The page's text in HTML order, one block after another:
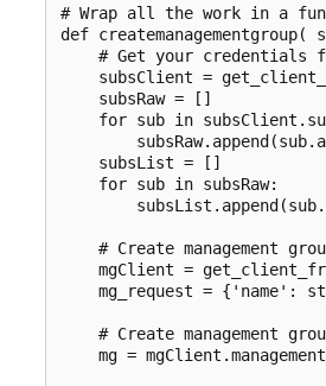
# Wrap all the work in a
def createmanagementgroup(
# Get your credentials
subsClient =
    subsRaw = []
for sub in
    subsList = []
    for sub in subsRaw:
# Create management
mgClient =
mg_request = {'name':
# Create management
mg =